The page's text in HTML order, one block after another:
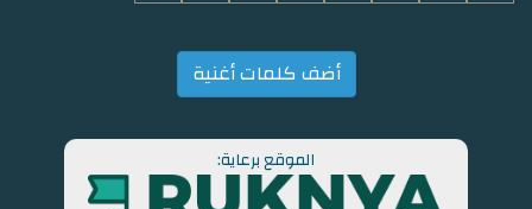
أضف كلمات أغنية
الموقع برعاية: